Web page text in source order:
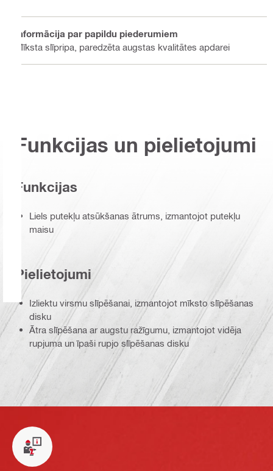
Informācija par papildu piederumiem
Mīksta slīpripa, paredzēta augstas kvalitātes apdarei
Funkcijas un pielietojumi
Funkcijas
Liels putekļu atsūkšanas ātrums, izmantojot putekļu
maisu
Pielietojumi
Izliektu virsmu slīpēšanai, izmantojot mīksto slīpēšanas
disku
Ātra slīpēšana ar augstu ražīgumu, izmantojot vidēja
rupjuma un īpaši rupjo slīpēšanas disku